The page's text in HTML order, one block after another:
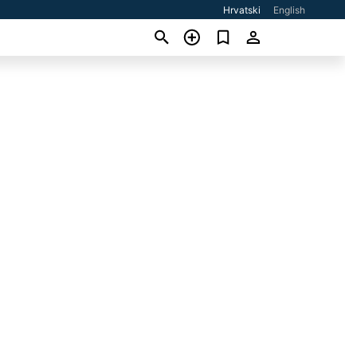
Hrvatski English